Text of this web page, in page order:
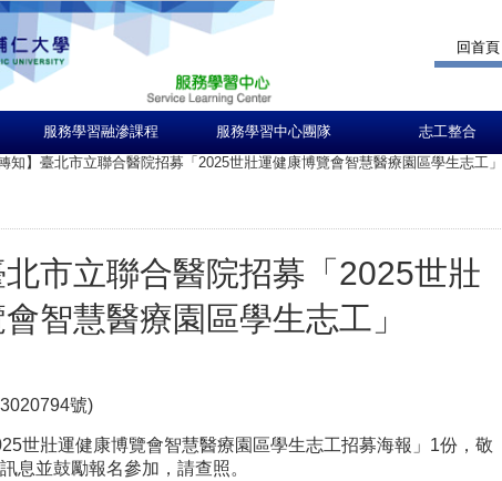
回首頁
服務學習融滲課程 服務學習中心團隊 志工整合
轉知】臺北市立聯合醫院招募「2025世壯運健康博覽會智慧醫療園區學生志工」
北市立聯合醫院招募「2025世壯
智慧醫療園區學生志工」
號)
世壯運健康博覽會智慧醫療園區學生志工招募海報」1份，敬
息並鼓勵報名參加，請查照。